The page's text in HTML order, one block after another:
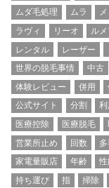
ムダ毛処理
ムラ
ラヴィ
リーオ ルメ
レンタル
レーザー
世界の脱毛事情
中古
体験レビュー
併用
公式サイト
分割 利
医療控除
医療脱毛
営業所止め
回数
家電量販店
年齢
持ち運び
指 掃除